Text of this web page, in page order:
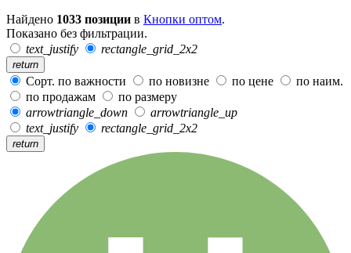
Найдено 1033 позиции в Кнопки оптом.
Показано без фильтрации.
text_justify
rectangle_grid_2x2
return
Сорт. по важности по новизне по цене
по наим.
по продажам
по размеру
arrowtriangle_down
arrowtriangle_up
text_justify
rectangle_grid_2x2
return